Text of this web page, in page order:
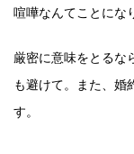
喧嘩なんてことにな
厳密に意味をとるな
も避けて。また、婚
す。